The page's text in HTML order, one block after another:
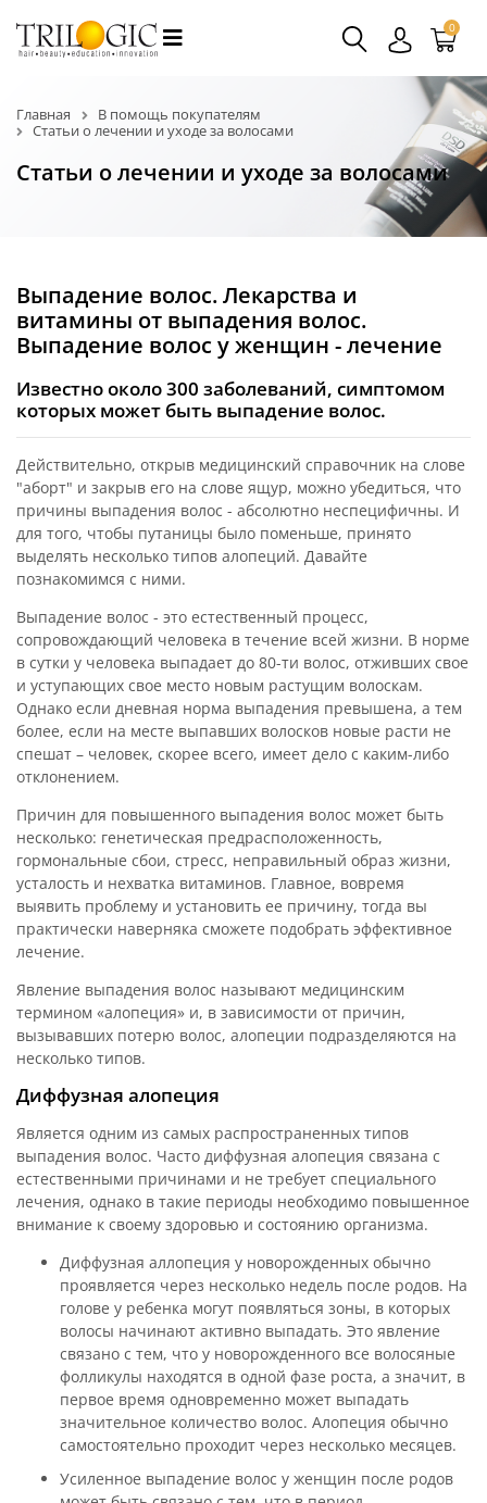
0
Главная
В помощь покупателям
Статьи о лечении и уходе за волосами
Статьи о лечении и уходе за волосами
Выпадение волос. Лекарства и
витамины от выпадения волос.
Выпадение волос у женщин - лечение
Известно около 300 заболеваний, симптомом
которых может быть выпадение волос.
Действительно, открыв медицинский справочник на слове
"аборт" и закрыв его на слове ящур, можно убедиться, что
причины выпадения волос - абсолютно неспецифичны. И
для того, чтобы путаницы было поменьше, принято
выделять несколько типов алопеций. Давайте
познакомимся с ними.
Выпадение волос - это естественный процесс,
сопровождающий человека в течение всей жизни. В норме
в сутки у человека выпадает до 80-ти волос, отживших свое
и уступающих свое место новым растущим волоскам.
Однако если дневная норма выпадения превышена, а тем
более, если на месте выпавших волосков новые расти не
спешат – человек, скорее всего, имеет дело с каким-либо
отклонением.
Причин для повышенного выпадения волос может быть
несколько: генетическая предрасположенность,
гормональные сбои, стресс, неправильный образ жизни,
усталость и нехватка витаминов. Главное, вовремя
выявить проблему и установить ее причину, тогда вы
практически наверняка сможете подобрать эффективное
лечение.
Явление выпадения волос называют медицинским
термином «алопеция» и, в зависимости от причин,
вызывавших потерю волос, алопеции подразделяются на
несколько типов.
Диффузная алопеция
Является одним из самых распространенных типов
выпадения волос. Часто диффузная алопеция связана с
естественными причинами и не требует специального
лечения, однако в такие периоды необходимо повышенное
внимание к своему здоровью и состоянию организма.
Диффузная аллопеция у новорожденных обычно
проявляется через несколько недель после родов. На
голове у ребенка могут появляться зоны, в которых
волосы начинают активно выпадать. Это явление
связано с тем, что у новорожденного все волосяные
фолликулы находятся в одной фазе роста, а значит, в
первое время одновременно может выпадать
значительное количество волос. Алопеция обычно
самостоятельно проходит через несколько месяцев.
Усиленное выпадение волос у женщин после родов